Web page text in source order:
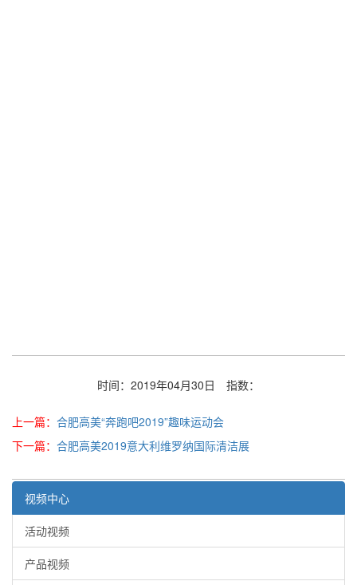
时间：2019年04月30日 指数：
上一篇： 合肥高美“奔跑吧2019”趣味运动会
下一篇： 合肥高美2019意大利维罗纳国际清洁展
视频中心
活动视频
产品视频